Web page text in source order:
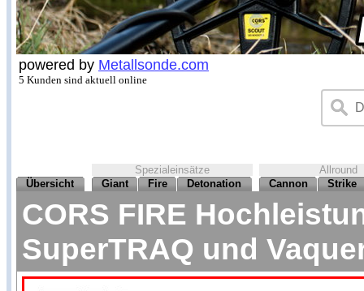
powered by Metallsonde.com
5 Kunden sind aktuell online
Spezialeinsätze
Allround
Übersicht
Giant Fire Detonation Cannon Strike
CORS FIRE
SuperTRAQ und